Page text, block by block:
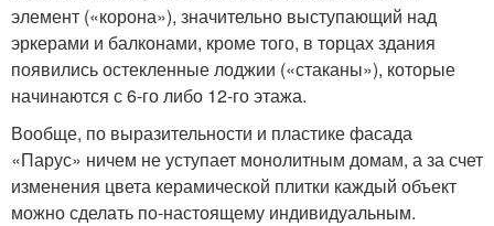
элемент («корона»), значительно выступающий над
эркерами и балконами, кроме того, в торцах здания
появились остекленные лоджии («стаканы»), которые
начинаются с 6-го либо 12-го этажа.
Вообще, по выразительности и пластике фасада
«Парус» ничем не уступает монолитным домам, а за счет
изменения цвета керамической плитки каждый объект
можно сделать по-настоящему индивидуальным.